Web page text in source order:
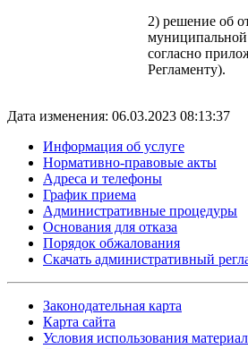
2) решение об
согласно
Регламенту).
Дата изменения: 06.03.2023 08:13:37
Информация об услуге
Нормативно-правовые акты
Адреса и телефоны
График приема
Административные процедуры
Основания для отказа
Порядок обжалования
Скачать административный
Законодательная карта
Карта сайта
Условия использования